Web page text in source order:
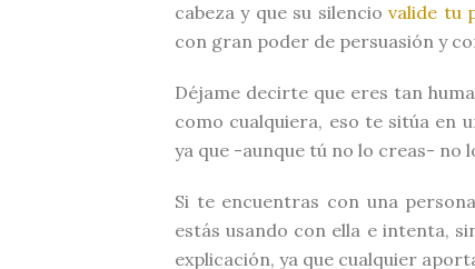
cabeza y que su silenciovalide tu
con gran poder de persuasión y
Déjame decirte que eres tan
como cualquiera, eso te sitúa en
ya que -aunque tú no lo creas- no
Si te encuentras con una
estás usando con ella e intenta,
explicación, ya que cualquier